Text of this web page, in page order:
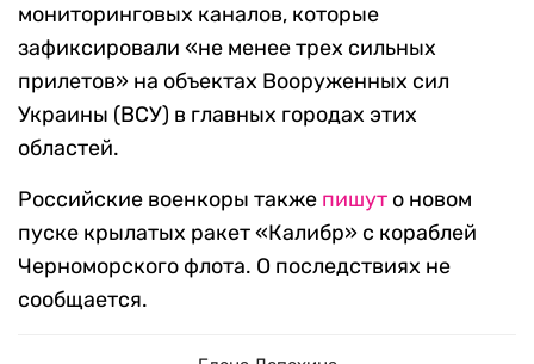
мониторинговых каналов, которые
зафиксировали «не менее трех сильных
прилетов» на объектах Вооруженных сил
Украины (ВСУ) в главных городах этих
областей.
Российские военкоры также пишут о новом
пуске крылатых ракет «Калибр» с кораблей
Черноморского флота. О последствиях не
сообщается.